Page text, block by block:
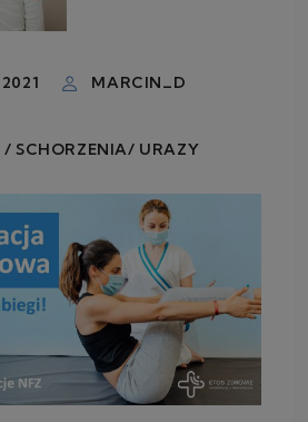
MARCIN_D
/ SCHORZENIA/ URAZY